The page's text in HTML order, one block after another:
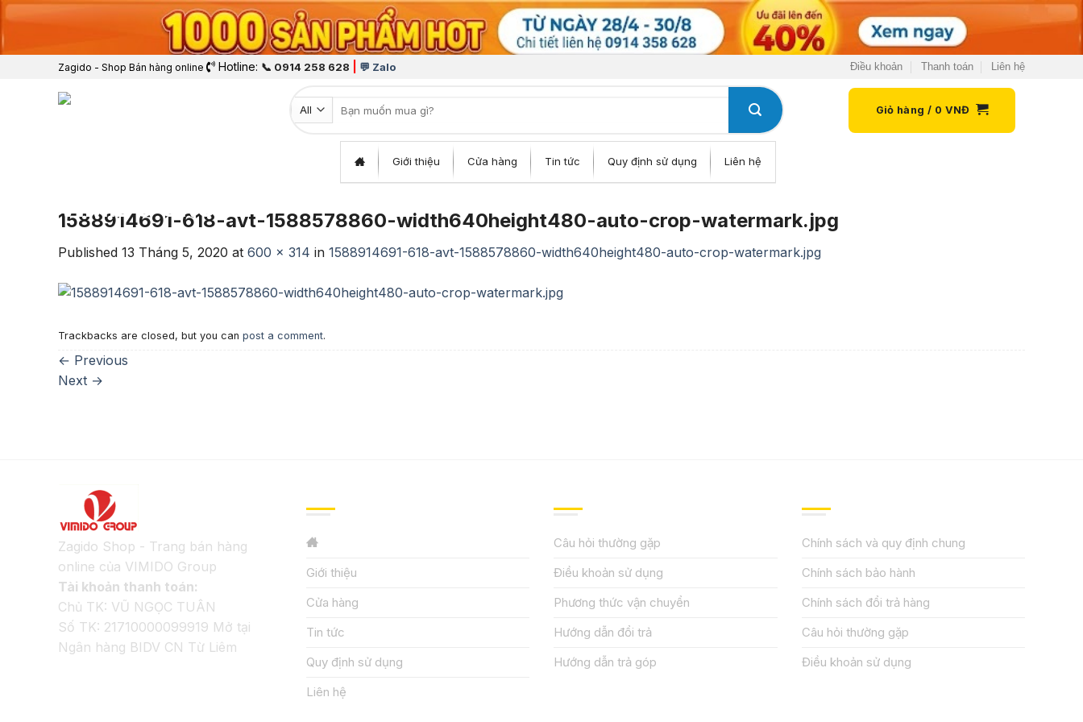
Zagido - Shop Bán hàng online Hotline: 📞 0914 258 628 💬 Zalo Điều khoản Thanh toán Liên hệ
Tìm kiếm:
Giỏ hàng / 0 VNĐ
Giới thiệu Cửa hàng Tin tức Quy định sử dụng Liên hệ
1588914691-618-avt-1588578860-width640height480-auto-crop-watermark.jpg
Published 13 Tháng 5, 2020 at 600 × 314 in 1588914691-618-avt-1588578860-width640height480-auto-crop-watermark.jpg
Trackbacks are closed, but you can post a comment.
← Previous
Next →
Zagido Shop - Trang bán hàng
online của VIMIDO Group
Tài khoản thanh toán:
Chủ TK: VŨ NGỌC TUÂN
Số TK: 21710000099919 Mở tại
Ngân hàng BIDV CN Từ Liêm
Giới thiệu
Cửa hàng
Tin tức
Quy định sử dụng
Liên hệ
Câu hỏi thường gặp
Điều khoản sử dụng
Phương thức vận chuyển
Hướng dẫn đổi trả
Hướng dẫn trả góp
Chính sách và quy định chung
Chính sách bảo hành
Chính sách đổi trả hàng
Câu hỏi thường gặp
Điều khoản sử dụng